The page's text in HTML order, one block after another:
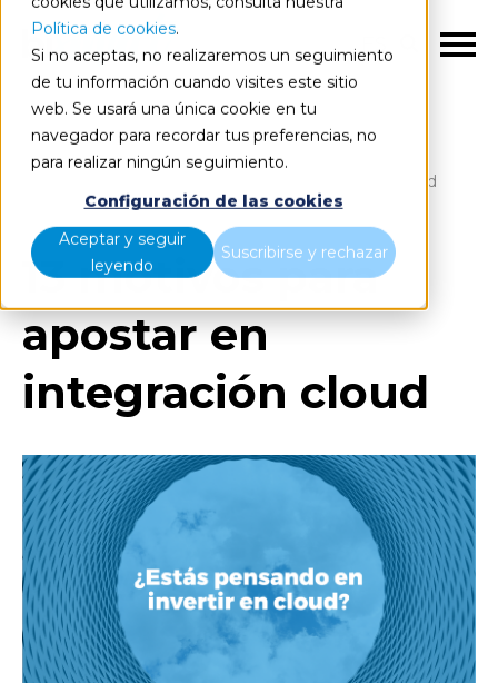
Política de cookies.
Si no aceptas, no realizaremos un seguimiento
de tu información cuando visites este sitio
web. Se usará una única cookie en tu
navegador para recordar tus preferencias, no
para realizar ningún seguimiento.
Configuración de las cookies
Aceptar y seguir
leyendo
Suscribirse y rechazar
ES
13 motivos para apostar en integración cloud
13 motivos para
apostar en
integración cloud